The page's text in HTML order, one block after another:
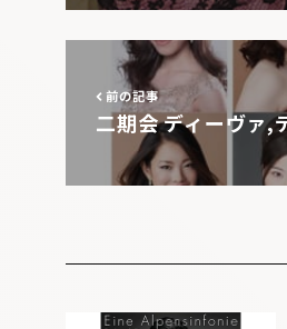
前の記事
二期会 ディーヴァ,